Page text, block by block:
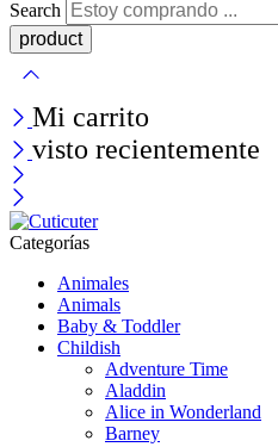
Search
Mi carrito
visto recientemente
Categorías
Animales
Animals
Baby & Toddler
Childish
Adventure Time
Aladdin
Alice in Wonderland
Barney